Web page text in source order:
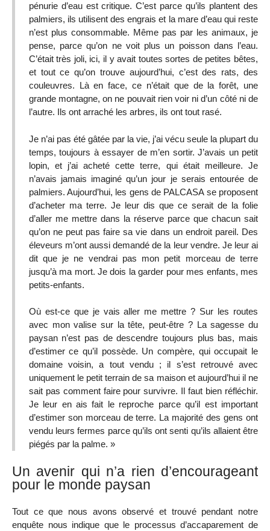
pénurie d’eau est critique. C’est parce qu’ils plantent des
palmiers, ils utilisent des engrais et la mare d’eau qui reste
n’est plus consommable. Même pas par les animaux, je
pense, parce qu’on ne voit plus un poisson dans l’eau.
C’était très joli, ici, il y avait toutes sortes de petites bêtes,
et tout ce qu’on trouve aujourd’hui, c’est des rats, des
couleuvres. Là en face, ce n’était que de la forêt, une
grande montagne, on ne pouvait rien voir ni d’un côté ni de
l’autre. Ils ont arraché les arbres, ils ont tout rasé.
Je n’ai pas été gâtée par la vie, j’ai vécu seule la plupart du
temps, toujours à essayer de m’en sortir. J’avais un petit
lopin, et j’ai acheté cette terre, qui était meilleure. Je
n’avais jamais imaginé qu’un jour je serais entourée de
palmiers. Aujourd’hui, les gens de PALCASA se proposent
d’acheter ma terre. Je leur dis que ce serait de la folie
d’aller me mettre dans la réserve parce que chacun sait
qu’on ne peut pas faire sa vie dans un endroit pareil. Des
éleveurs m’ont aussi demandé de la leur vendre. Je leur ai
dit que je ne vendrai pas mon petit morceau de terre
jusqu’à ma mort. Je dois la garder pour mes enfants, mes
petits-enfants.
Où est-ce que je vais aller me mettre ? Sur les routes
avec mon valise sur la tête, peut-être ? La sagesse du
paysan n’est pas de descendre toujours plus bas, mais
d’estimer ce qu’il possède. Un compère, qui occupait le
domaine voisin, a tout vendu ; il s’est retrouvé avec
uniquement le petit terrain de sa maison et aujourd’hui il ne
sait pas comment faire pour survivre. Il faut bien réfléchir.
Je leur en ais fait le reproche parce qu’il est important
d’estimer son morceau de terre. La majorité des gens ont
vendu leurs fermes parce qu’ils ont senti qu’ils allaient être
piégés par la palme. »
Un avenir qui n’a rien d’encourageant
pour le monde paysan
Tout ce que nous avons observé et trouvé pendant notre
enquête nous indique que le processus d’accaparement de